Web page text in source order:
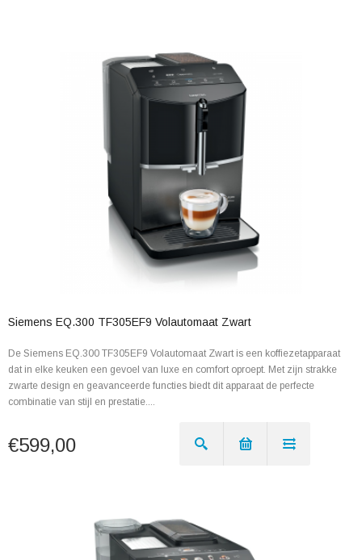
Siemens EQ.300 TF305EF9 Volautomaat Zwart
De Siemens EQ.300 TF305EF9 Volautomaat Zwart is een koffiezetapparaat
dat in elke keuken een gevoel van luxe en comfort oproept. Met zijn strakke
zwarte design en geavanceerde functies biedt dit apparaat de perfecte
combinatie van stijl en prestatie....
€599,00